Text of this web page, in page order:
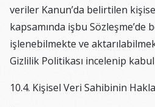
veriler Kanun’da belirtilen
kapsamında işbu Sözleşme’de
işlenebilmekte ve
Gizlilik Politikası incelenip
10.4. Kişisel Veri Sahibinin